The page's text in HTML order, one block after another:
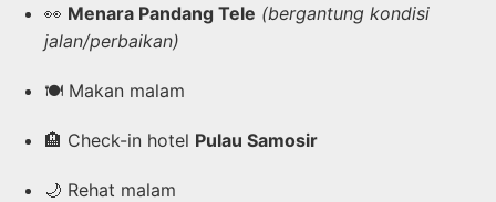
👀 Menara Pandang Tele (bergantung kondisi
jalan/perbaikan)
🍽️ Makan malam
🏨 Check-in hotel Pulau Samosir
🌙 Rehat malam